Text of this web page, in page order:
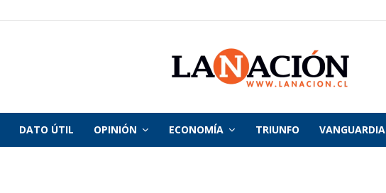
La
DATO ÚTIL OPINIÓN ECONOMÍA TRIUNFO VANGUARDIA